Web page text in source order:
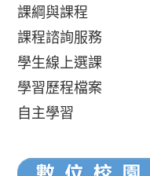
課綱與課程
課程諮詢服務
學生線上選課
學習歷程檔案
自主學習